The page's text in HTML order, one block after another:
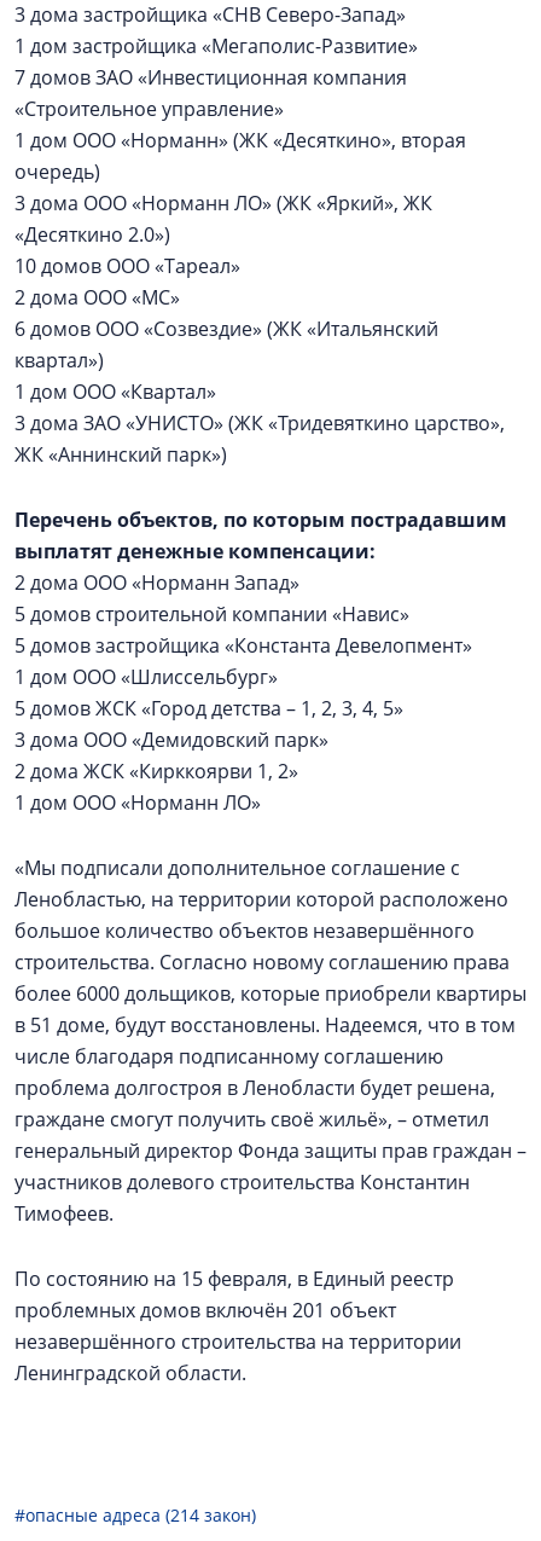
3 дома застройщика «СНВ Северо-Запад»
1 дом застройщика «Мегаполис-Развитие»
7 домов ЗАО «Инвестиционная компания
«Строительное управление»
1 дом ООО «Норманн» (ЖК «Десяткино», вторая
очередь)
3 дома ООО «Норманн ЛО» (ЖК «Яркий», ЖК
«Десяткино 2.0»)
10 домов ООО «Тареал»
2 дома ООО «МС»
6 домов ООО «Созвездие» (ЖК «Итальянский
квартал»)
1 дом ООО «Квартал»
3 дома ЗАО «УНИСТО» (ЖК «Тридевяткино царство»,
ЖК «Аннинский парк»)
Перечень объектов, по которым пострадавшим
выплатят денежные компенсации:
2 дома ООО «Норманн Запад»
5 домов строительной компании «Навис»
5 домов застройщика «Константа Девелопмент»
1 дом ООО «Шлиссельбург»
5 домов ЖСК «Город детства – 1, 2, 3, 4, 5»
3 дома ООО «Демидовский парк»
2 дома ЖСК «Кирккоярви 1, 2»
1 дом ООО «Норманн ЛО»
«Мы подписали дополнительное соглашение с
Ленобластью, на территории которой расположено
большое количество объектов незавершённого
строительства. Согласно новому соглашению права
более 6000 дольщиков, которые приобрели квартиры
в 51 доме, будут восстановлены. Надеемся, что в том
числе благодаря подписанному соглашению
проблема долгостроя в Ленобласти будет решена,
граждане смогут получить своё жильё», – отметил
генеральный директор Фонда защиты прав граждан –
участников долевого строительства Константин
Тимофеев.
По состоянию на 15 февраля, в Единый реестр
проблемных домов включён 201 объект
незавершённого строительства на территории
Ленинградской области.
#опасные адреса (214 закон)